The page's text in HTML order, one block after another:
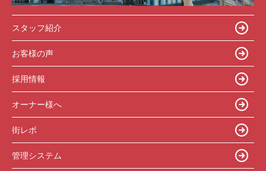
スタッフ紹介
お客様の声
採用情報
オーナー様へ
街レポ
管理システム